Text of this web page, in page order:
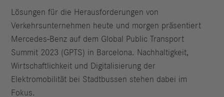
Lösungen für die Herausforderungen von
Verkehrsunternehmen heute und morgen präsentiert
Mercedes-Benz auf dem Global Public Transport
Summit 2023 (GPTS) in Barcelona. Nachhaltigkeit,
Wirtschaftlichkeit und Digitalisierung der
Elektromobilität bei Stadtbussen stehen dabei im
Fokus.